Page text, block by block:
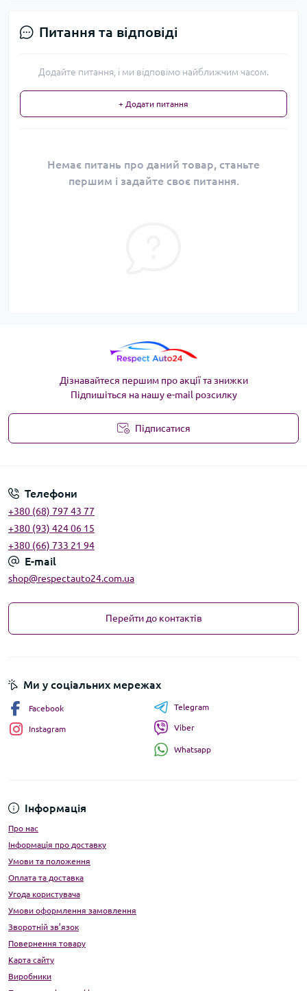
Питання та відповіді
Додайте питання, і ми відповімо найближчим часом.
+ Додати питання
Немає питань про даний товар, станьте
першим і задайте своє питання.
Дізнавайтеся першим про акції та знижки
Підпишіться на нашу e-mail розсилку
Підписатися
Телефони
+380 (68) 797 43 77
+380 (93) 424 06 15
+380 (66) 733 21 94
E-mail
shop@respectauto24.com.ua
Перейти до контактів
Інформація
Про нас
Інформація про доставку
Умови та положення
Оплата та доставка
Угода користувача
Умови оформлення замовлення
Зворотній зв’язок
Повернення товару
Карта сайту
Виробники
Ми у соціальних мережах
Facebook
Instagram
Telegram
Viber
Whatsapp